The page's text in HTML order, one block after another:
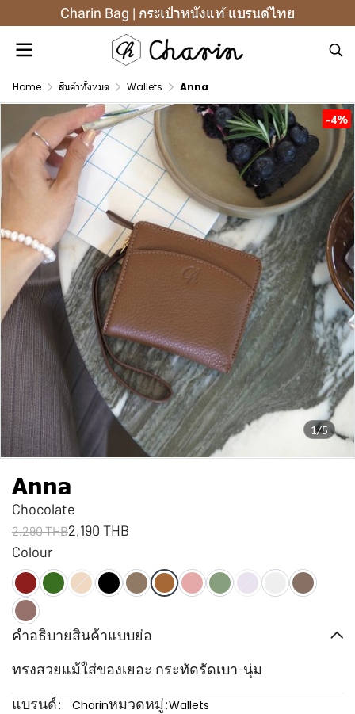
Charin Bag | กระเป๋าหนังแท้ แบรนด์ไทย
Home สินค้าทั้งหมด Wallets Anna
1/5
-4%
Anna
Chocolate
2,290 THB2,190 THB
Colour
คำอธิบายสินค้าแบบย่อ
ทรงสวยแม้ใส่ของเยอะ กระทัดรัดเบา-นุ่ม
แบรนด์:
Charinหมวดหมู่:Wallets